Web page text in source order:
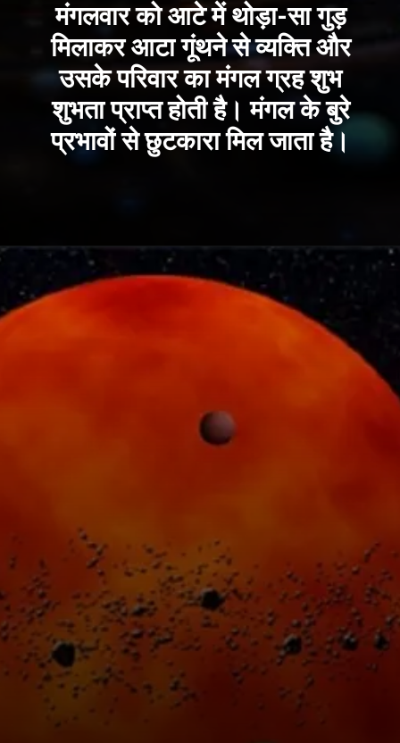
मंगलवार को आटे में थोड़ा-सा गुड़
मिलाकर आटा गूंथने से व्यक्ति और
उसके परिवार का मंगल ग्रह शुभ
शुभता प्राप्त होती है। मंगल के बुरे
प्रभावों से छुटकारा मिल जाता है।